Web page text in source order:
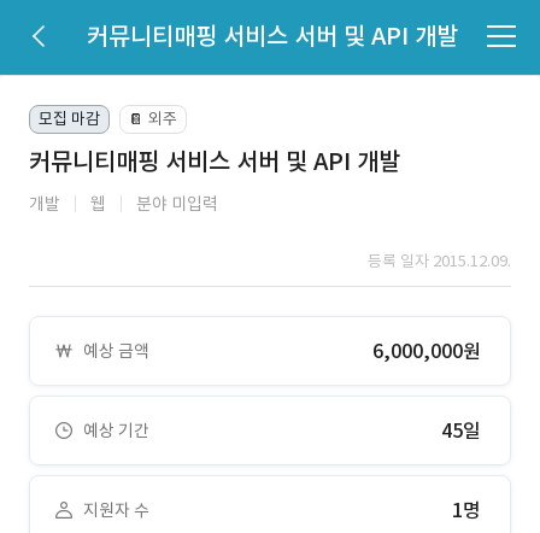
커뮤니티매핑 서비스 서버 및 API 개발
모집 마감 📔 외주
커뮤니티매핑 서비스 서버 및 API 개발
개발 웹 분야 미입력
등록 일자 2015.12.09.
예상 금액 6,000,000원
예상 기간 45일
지원자 수 1명